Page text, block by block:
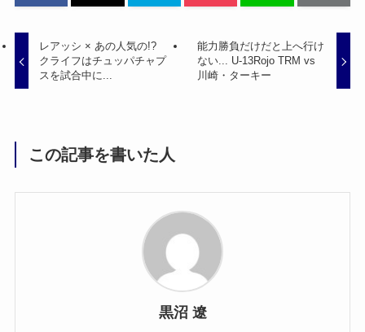
レアッシ × あの人気の!?
クライフはチュッパチャプ
スを試合中に...
能力勝負だけだと上へ行け
ない... U-13Rojo TRM vs
川崎・ターキー
この記事を書いた人
黒沼 遼